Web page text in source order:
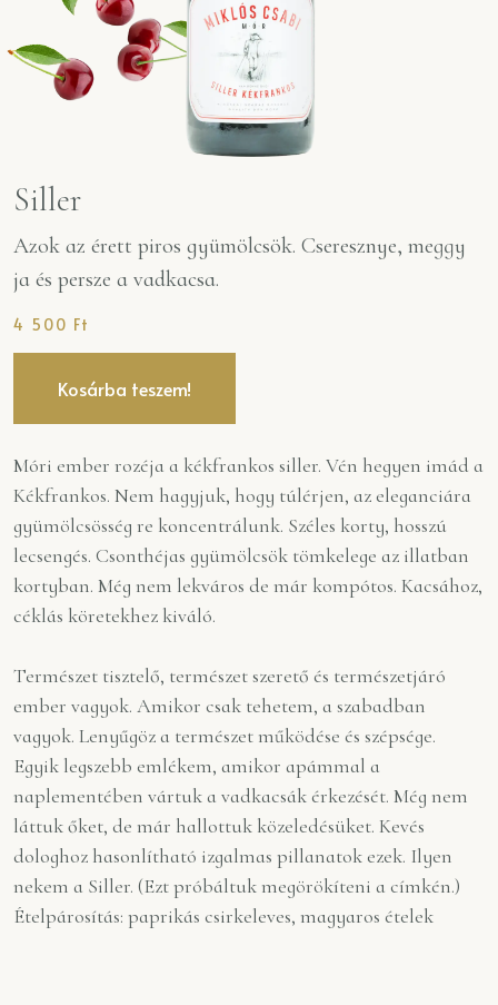
Siller
Azok az érett piros gyümölcsök. Cseresznye, meggy
ja és persze a vadkacsa.
4 500 Ft
Kosárba teszem!
Móri ember rozéja a kékfrankos siller. Vén hegyen imád a
Kékfrankos. Nem hagyjuk, hogy túlérjen, az eleganciára
gyümölcsösség re koncentrálunk. Széles korty, hosszú
lecsengés. Csonthéjas gyümölcsök tömkelege az illatban
kortyban. Még nem lekváros de már kompótos. Kacsához,
céklás köretekhez kiváló.
Természet tisztelő, természet szerető és természetjáró
ember vagyok. Amikor csak tehetem, a szabadban
vagyok. Lenyűgöz a természet működése és szépsége.
Egyik legszebb emlékem, amikor apámmal a
naplementében vártuk a vadkacsák érkezését. Még nem
láttuk őket, de már hallottuk közeledésüket. Kevés
dologhoz hasonlítható izgalmas pillanatok ezek. Ilyen
nekem a Siller. (Ezt próbáltuk megörökíteni a címkén.)
Ételpárosítás: paprikás csirkeleves, magyaros ételek